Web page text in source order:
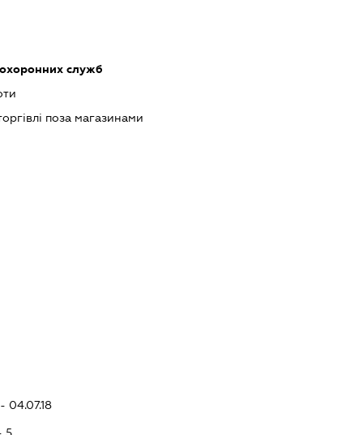
охоронних служб
поза магазинами
04.07.18